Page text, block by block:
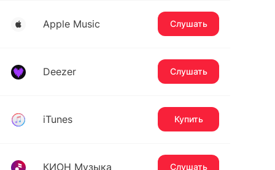
Apple Music Слушать
Deezer Слушать
iTunes Купить
КИОН Музыка Слушать